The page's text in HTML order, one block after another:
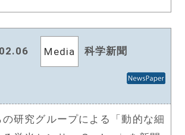
02.06 Media 科学新聞
研究グループによる「動的な細